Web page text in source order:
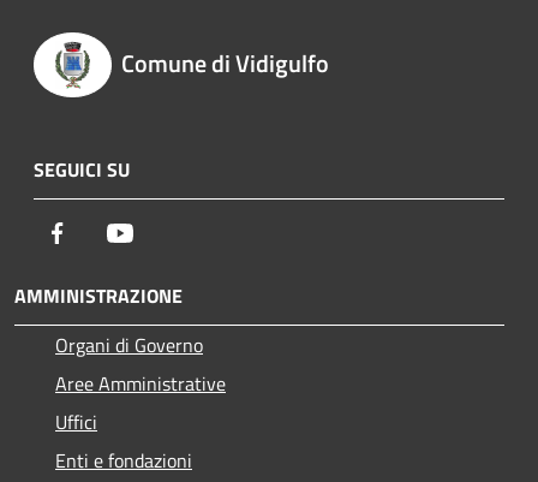
Comune di Vidigulfo
SEGUICI SU
Facebook
AMMINISTRAZIONE
Organi di Governo
Aree Amministrative
Uffici
Enti e fondazioni